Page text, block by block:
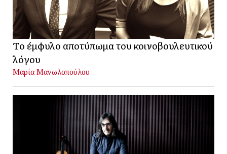
Το έμφυλο αποτύπωμα του κοινοβουλευτικού
λόγου
Μαρία Μανωλοπούλου